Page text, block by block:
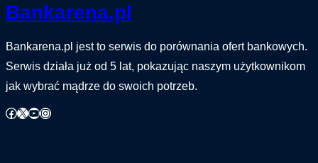
Bankarena.pl
Bankarena.pl jest to serwis do porównania ofert bankowych.
Serwis działa już od 5 lat, pokazując naszym użytkownikom
jak wybrać mądrze do swoich potrzeb.
Facebook X YouTube Instagram